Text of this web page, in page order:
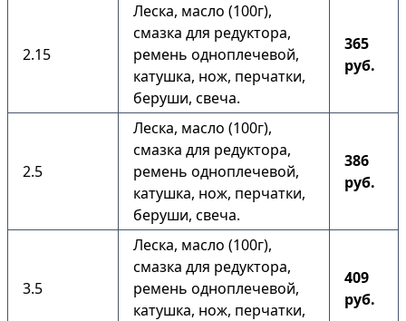
2.15
Леска, масло (100г),
смазка для редуктора,
ремень одноплечевой,
катушка, нож, перчатки,
беруши, свеча.
365
руб.
2.5
Леска, масло (100г),
смазка для редуктора,
ремень одноплечевой,
катушка, нож, перчатки,
беруши, свеча.
386
руб.
3.5
Леска, масло (100г),
смазка для редуктора,
ремень одноплечевой,
катушка, нож, перчатки,
409
руб.